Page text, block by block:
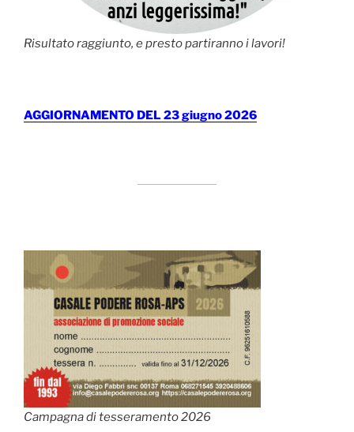
Risultato raggiunto, e presto partiranno i lavori!
AGGIORNAMENTO DEL 23 giugno 2026
Campagna di tesseramento 2026